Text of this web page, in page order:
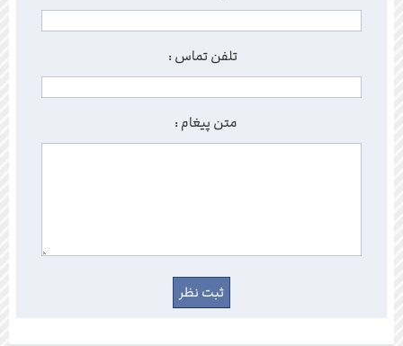
تلفن تماس :
متن پیغام :